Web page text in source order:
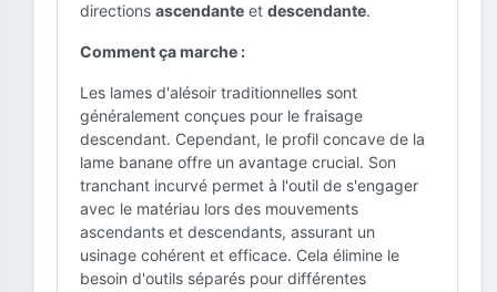
directions ascendante et descendante.
Comment ça marche :
Les lames d'alésoir traditionnelles sont
généralement conçues pour le fraisage
descendant. Cependant, le profil concave de la
lame banane offre un avantage crucial. Son
tranchant incurvé permet à l'outil de s'engager
avec le matériau lors des mouvements
ascendants et descendants, assurant un
usinage cohérent et efficace. Cela élimine le
besoin d'outils séparés pour différentes